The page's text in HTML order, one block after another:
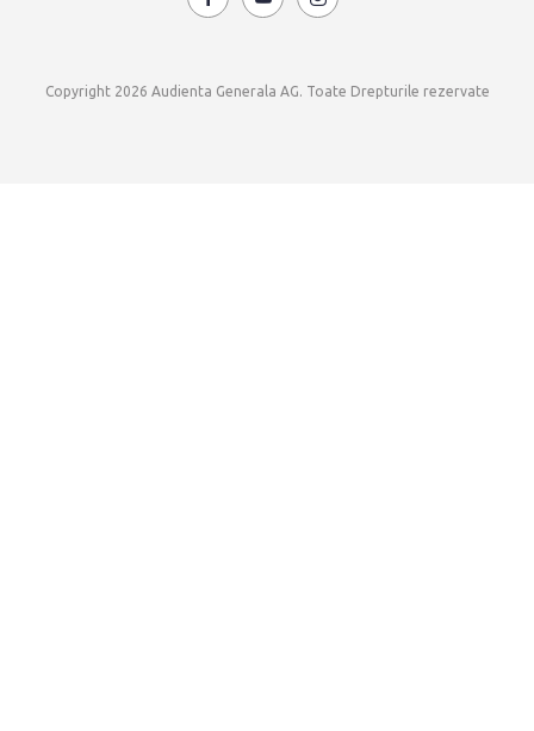
Copyright 2026 Audienta Generala AG. Toate Drepturile rezervate